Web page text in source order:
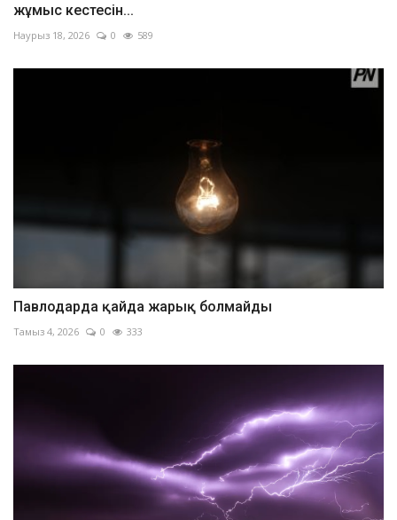
жұмыс кестесін...
Наурыз 18, 2026 0 589
Павлодарда қайда жарық болмайды
Тамыз 4, 2026 0 333